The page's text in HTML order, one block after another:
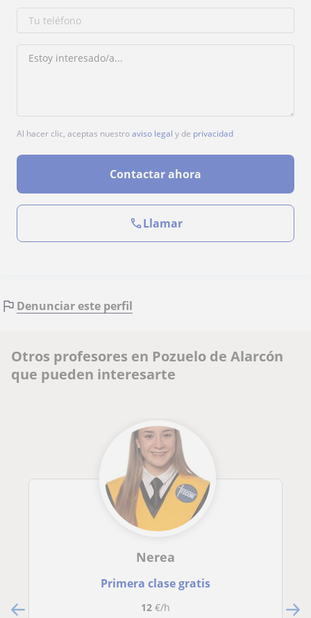
Al hacer clic, aceptas nuestroaviso legal y de privacidad
Contactar ahora
Llamar
Denunciar este perfil
Otros profesores en Pozuelo de Alarcón
que pueden interesarte
Nerea
Primera clase gratis
12€/h